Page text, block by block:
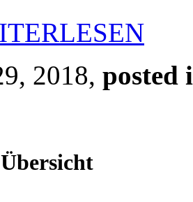
2018, posted